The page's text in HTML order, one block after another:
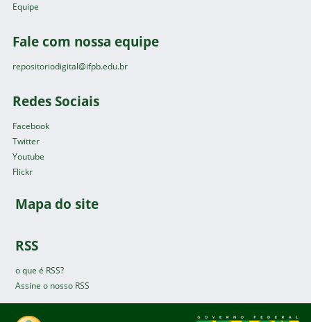
Equipe
Fale com nossa equipe
repositoriodigital@ifpb.edu.br
Redes Sociais
Facebook
Twitter
Youtube
Flickr
Mapa do site
RSS
o que é RSS?
Assine o nosso RSS